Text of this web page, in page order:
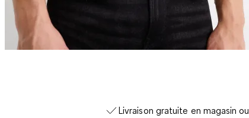
Livraison gratuite en magasin